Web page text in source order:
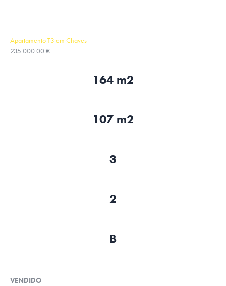
Apartamento T3 em Chaves
235 000.00 €
164 m2
107 m2
3
2
B
VENDIDO